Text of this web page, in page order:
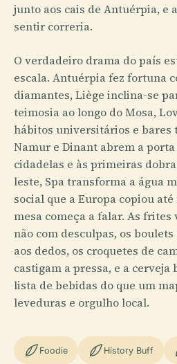
junto aos cais de Antuérpia, e
sentir correria.
O verdadeiro drama do país
escala. Antuérpia fez fortuna
diamantes, Liège inclina-se
teimosia ao longo do Mosa,
hábitos universitários e bares
Namur e Dinant abrem a
cidadelas e às primeiras
leste, Spa transforma a água
social que a Europa copiou
mesa começa a falar. As frites
não com desculpas, os
aos dedos, os croquetes de
castigam a pressa, e a cerveja
lista de bebidas do que um
leveduras e orgulho local.
Foodie History Buff